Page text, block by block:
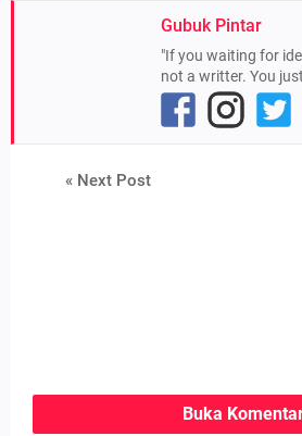
Gubuk Pintar
"If you waiting for
not a writter. You
« Next Post
Buka